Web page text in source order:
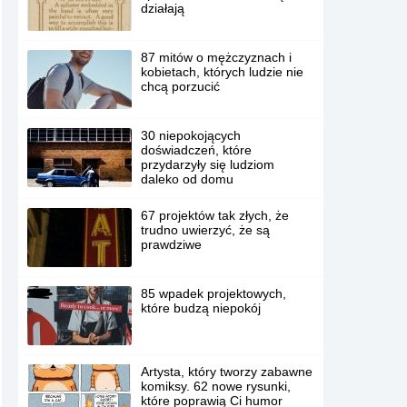
działają
87 mitów o mężczyznach i
kobietach, których ludzie nie
chcą porzucić
30 niepokojących
doświadczeń, które
przydarzyły się ludziom
daleko od domu
67 projektów tak złych, że
trudno uwierzyć, że są
prawdziwe
85 wpadek projektowych,
które budzą niepokój
Artysta, który tworzy zabawne
komiksy. 62 nowe rysunki,
które poprawią Ci humor